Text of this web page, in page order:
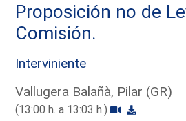
Proposición no de
Comisión.
Interviniente
Vallugera Balañà, Pilar (GR)
(13:00 h. a 13:03 h.)